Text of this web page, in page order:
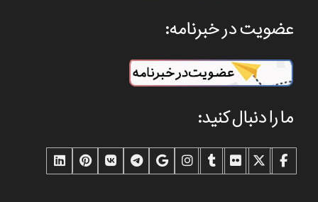
عضویت در خبرنامه:
ما را دنبال کنید: